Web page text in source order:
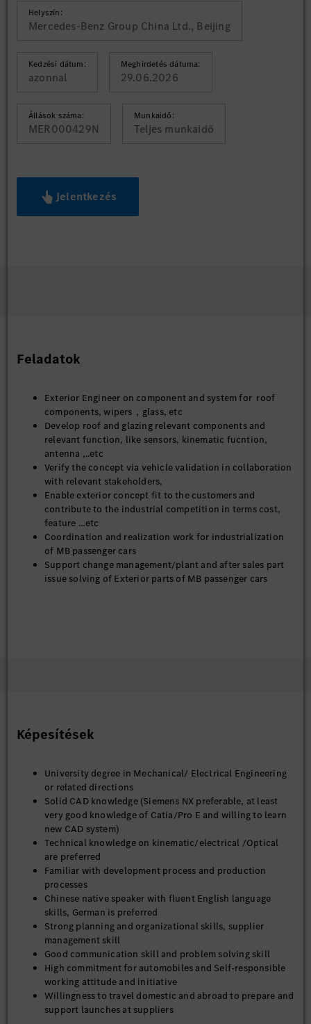
Helyszín:
Mercedes-Benz Group China Ltd., Beijing
Kedzési dátum:
azonnal
Meghirdetés dátuma:
29.06.2026
Állások száma:
MER000429N
Munkaidő:
Teljes munkaidő
Jelentkezés
Feladatok
Exterior Engineer on component and system for roof
components, wipers，glass, etc
Develop roof and glazing relevant components and
relevant function, like sensors, kinematic fucntion,
antenna ,..etc
Verify the concept via vehicle validation in collaboration
with relevant stakeholders,
Enable exterior concept fit to the customers and
contribute to the industrial competition in terms cost,
feature …etc
Coordination and realization work for industrialization
of MB passenger cars
Support change management/plant and after sales part
issue solving of Exterior parts of MB passenger cars
Képesítések
University degree in Mechanical/ Electrical Engineering
or related directions
Solid CAD knowledge (Siemens NX preferable, at least
very good knowledge of Catia/Pro E and willing to learn
new CAD system)
Technical knowledge on kinematic/electrical /Optical
are preferred
Familiar with development process and production
processes
Chinese native speaker with fluent English language
skills, German is preferred
Strong planning and organizational skills, supplier
management skill
Good communication skill and problem solving skill
High commitment for automobiles and Self-responsible
working attitude and initiative
Willingness to travel domestic and abroad to prepare and
support launches at suppliers